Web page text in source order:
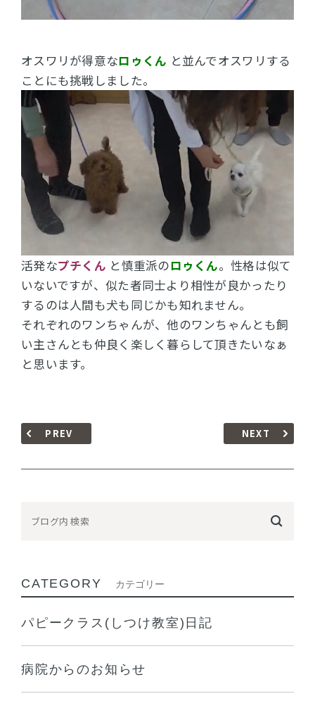
オスワリが得意なロゥくん と並んでオスワリする
ことにも挑戦しました。
活発なプチくん と慎重派のロゥくん。性格は似て
いないですが、似た者同士より相性が良かったり
するのは人間も犬も同じかも知れません。
それぞれのワンちゃんが、他のワンちゃんとも飼
い主さんとも仲良く楽しく暮らして頂きたいなぁ
と思います。
PREV NEXT
CATEGORY カテゴリー
パピークラス(しつけ教室)日記
病院からのお知らせ